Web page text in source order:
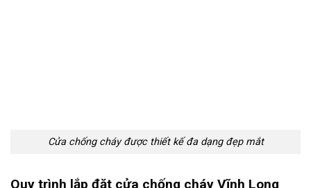
Cửa chống cháy được thiết kế đa dạng đẹp mắt
Quy trình lắp đặt cửa chống cháy Vĩnh Long